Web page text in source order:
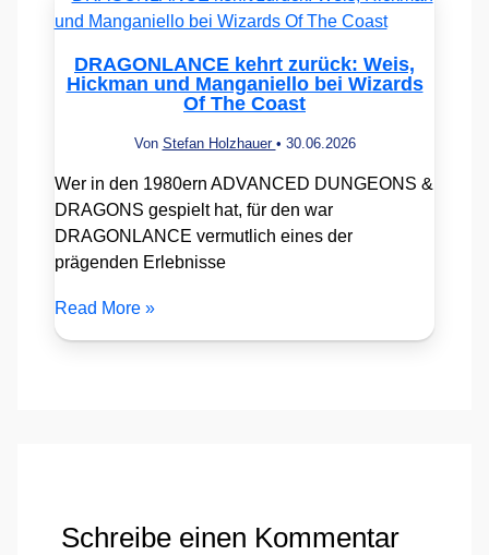
DRAGONLANCE kehrt zurück: Weis,
Hickman und Manganiello bei Wizards
Of The Coast
Von Stefan Holzhauer • 30.06.2026
Wer in den 1980ern ADVANCED DUNGEONS &
DRAGONS gespielt hat, für den war
DRAGONLANCE vermutlich eines der
prägenden Erlebnisse
Read More »
Schreibe einen Kommentar